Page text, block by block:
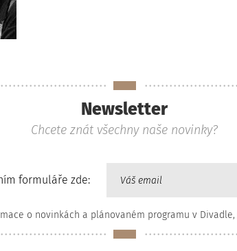
Newsletter
Chcete znát všechny naše novinky?
formuláře zde:
o novinkách a plánovaném programu v